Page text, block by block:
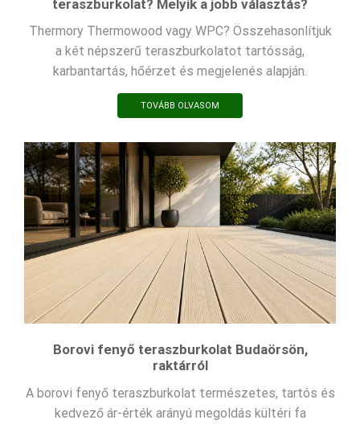
teraszburkolat? Melyik a jobb választás?
Thermory Thermowood vagy WPC? Összehasonlítjuk
a két népszerű teraszburkolatot tartósság,
karbantartás, hőérzet és megjelenés alapján.
TOVÁBB OLVASOM
Borovi fenyő teraszburkolat Budaörsön,
raktárról
A borovi fenyő teraszburkolat természetes, tartós és
kedvező ár-érték arányú megoldás kültéri fa